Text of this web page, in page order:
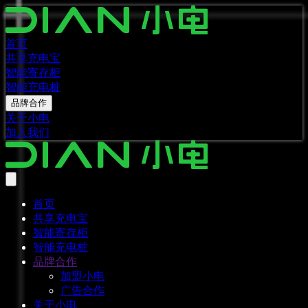
首页
共享充电宝
智能寄存柜
智能充电桩
品牌合作
关于小电
加入我们
首页
共享充电宝
智能寄存柜
智能充电桩
品牌合作
加盟小电
广告合作
关于小电